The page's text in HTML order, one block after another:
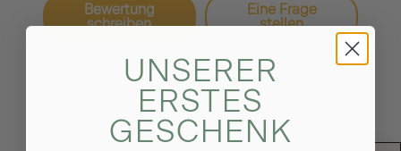
Bewertung
schreiben
Eine Frage
stellen
UNSERER
ERSTES
GESCHENK